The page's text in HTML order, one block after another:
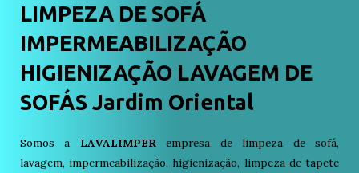
LIMPEZA DE SOFÁ
IMPERMEABILIZAÇÃO
HIGIENIZAÇÃO LAVAGEM DE
SOFÁS Jardim Oriental
Somos a LAVALIMPERempresa de limpeza de sofá,
lavagem, impermeabilização, higienização, limpeza de tapete